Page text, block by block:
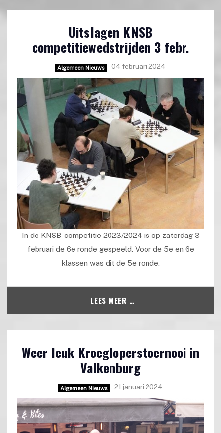
Uitslagen KNSB
competitiewedstrijden 3 febr.
Algemeen Nieuws 04 februari 2024
In de KNSB-competitie 2023/2024 is op zaterdag 3
februari de 6e ronde gespeeld. Voor de 5e en 6e
klassen was dit de 5e ronde.
LEES MEER …
Weer leuk Kroegloperstoernooi in
Valkenburg
Algemeen Nieuws 21 januari 2024